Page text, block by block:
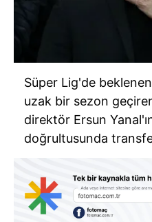
Süper Lig'de
uzak bir sezon
direktör Ersun
doğrultusunda